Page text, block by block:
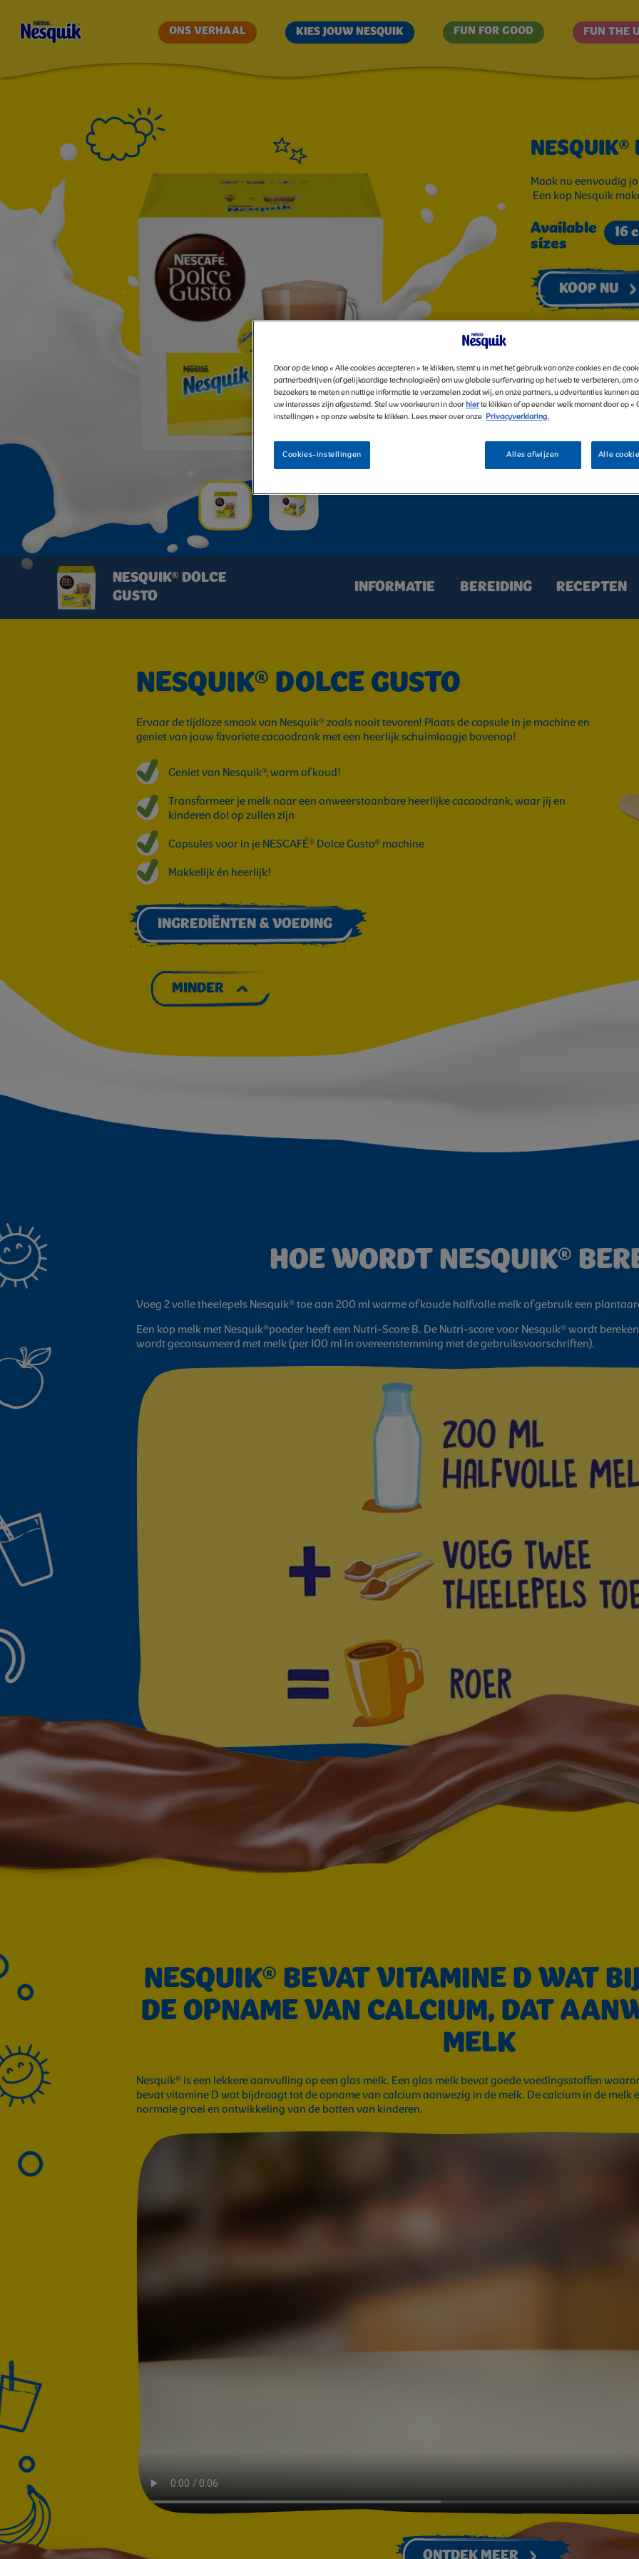
en
naar
NESQUIK
DOLCE
GUSTO
|
JOUW
WARME
CHOCOLADEMELK
IN
EEN
CUP
ONS VERHAAL KIES JOUW NESQUIK FUN FOR GOOD FUN THE
NESQUIK®
Maak nu eenvoudig
Een kop Nesquik
Available
sizes
16
KOOP NU
NESQUIK® DOLCE
GUSTO
INFORMATIE BEREIDING RECEPTEN
NESQUIK® DOLCE GUSTO
Ervaar de tijdloze smaak van Nesquik® zoals nooit tevoren! Plaats de capsule in je machine en
geniet van jouw favoriete cacaodrank met een heerlijk schuimlaagje bovenop!
Geniet van Nesquik®, warm of koud!
Transformeer je melk naar een onweerstaanbare heerlijke cacaodrank, waar jij en
kinderen dol op zullen zijn
Capsules voor in je NESCAFÉ® Dolce Gusto® machine
Makkelijk én heerlijk!
INGREDIËNTEN & VOEDING
MINDER
HOE WORDT NESQUIK®
Voeg 2 volle theelepels Nesquik® toe aan 200 ml warme of koude halfvolle melk of gebruik een
Een kop melk met Nesquik®poeder heeft een Nutri-Score B. De Nutri-score voor Nesquik® wordt
wordt geconsumeerd met melk (per 100 ml in overeenstemming met de gebruiksvoorschriften).
NESQUIK® BEVAT VITAMINE D WAT
DE OPNAME VAN CALCIUM, DAT
MELK
Nesquik® is een lekkere aanvulling op een glas melk. Een glas melk bevat goede voedingsstoffen
bevat vitamine D wat bijdraagt tot de opname van calcium aanwezig in de melk. De calcium in de melk
normale groei en ontwikkeling van de botten van kinderen.
Video
file
ONTDEK MEER
Door op de knop « Alle cookies accepteren » te klikken, stemt u in met het gebruik van onze cookies en de
partnerbedrijven (of gelijkaardige technologieën) om uw globale surfervaring op het web te verbeteren, om
bezoekers te meten en nuttige informatie te verzamelen zodat wij, en onze partners, u advertenties kunnen
uw interesses zijn afgestemd. Stel uw voorkeuren in doorhierte klikken of op eender welk moment door op «
instellingen » op onze website te klikken. Lees meer over onze Privacyverklaring.
Alles afwijzen Alle
Cookies-instellingen